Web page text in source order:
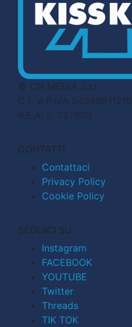
© CN MEDIA S.r.l.
C.F. e P.IVA 04998911210
R.E.A. n. 727803
CONTATTI
Contattaci
Privacy Policy
Cookie Policy
SEGUICI SU
Instagram
FACEBOOK
YOUTUBE
Twitter
Threads
TIK TOK